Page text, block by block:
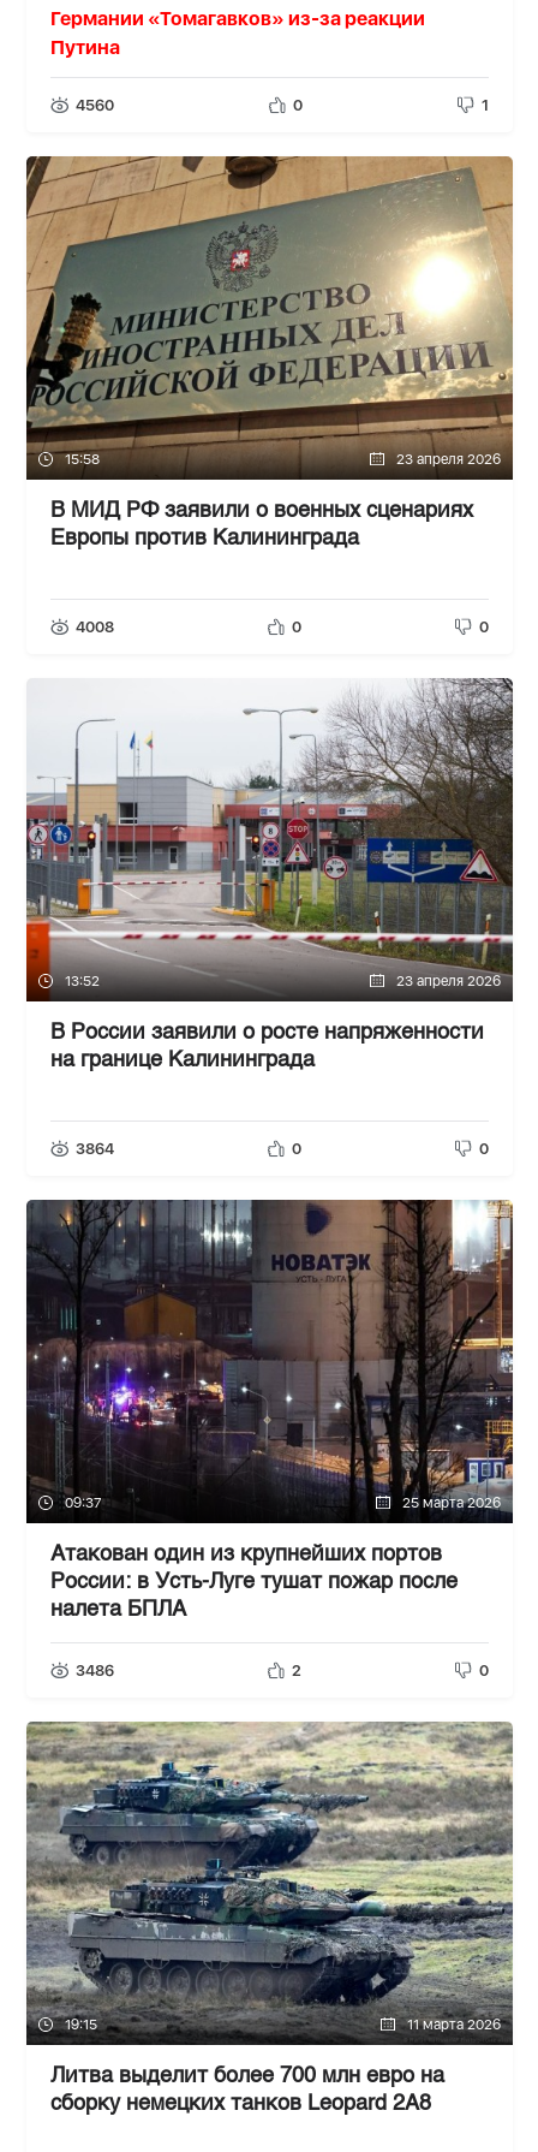
Германии «Томагавков» из-за реакции
Путина
4560 0 1
15:58 23 апреля 2026
В МИД РФ заявили о военных сценариях
Европы против Калининграда
4008 0 0
13:52 23 апреля 2026
В России заявили о росте напряженности
на границе Калининграда
3864 0 0
09:37 25 марта 2026
Атакован один из крупнейших портов
России: в Усть-Луге тушат пожар после
налета БПЛА
3486 2 0
19:15 11 марта 2026
Литва выделит более 700 млн евро на
сборку немецких танков Leopard 2A8